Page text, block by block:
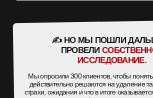
ВРАЧИ С МЕДИЦИНСКИМ
ОБРАЗОВАНИЕМ
, А РЕЗУЛЬТАТ ОТСЛЕЖИВАЕТ
ET.LASER. ОН ОТВЕЧАЕТ ЗА СТАНДАРТЫ КАЧЕСТВА, ОБУЧАЕТ
ПЕРСОНАЛ, ЛИЧНО РАЗБИРАЕТ СЛОЖНЫЕ СЛУЧАИ И
ПОМОГАЕТ ПАЦИЕНТАМ ПОНЯТЬ, ЧЕГО ОЖИДАТЬ ОТ
УДАЛЕНИЯ.
У НАС МОЖНО ПРОЙТИ УДАЛЕНИЕ В 2−4 РАЗА
БЫСТРЕЕ, БЕЗ ШРАМОВ И С ПРЕДСКАЗУЕМЫМ